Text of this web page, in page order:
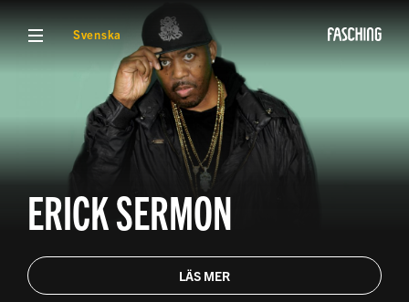
VISA MENY
Svenska
ERICK SERMON
LÄS MER